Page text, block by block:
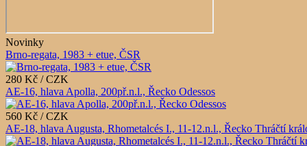
Novinky
Brno-regata, 1983 + etue, ČSR
280 Kč / CZK
AE-16, hlava Apolla, 200př.n.l., Řecko Odessos
560 Kč / CZK
AE-18, hlava Augusta, Rhometalcés I., 11-12.n.l., Řecko Thráčtí